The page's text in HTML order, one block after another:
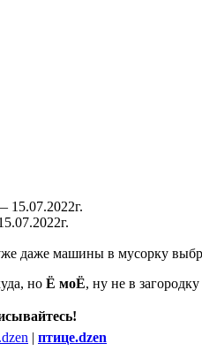
даже машины в мусорку
но Ё моЁ, ну не в
| птице.dzen